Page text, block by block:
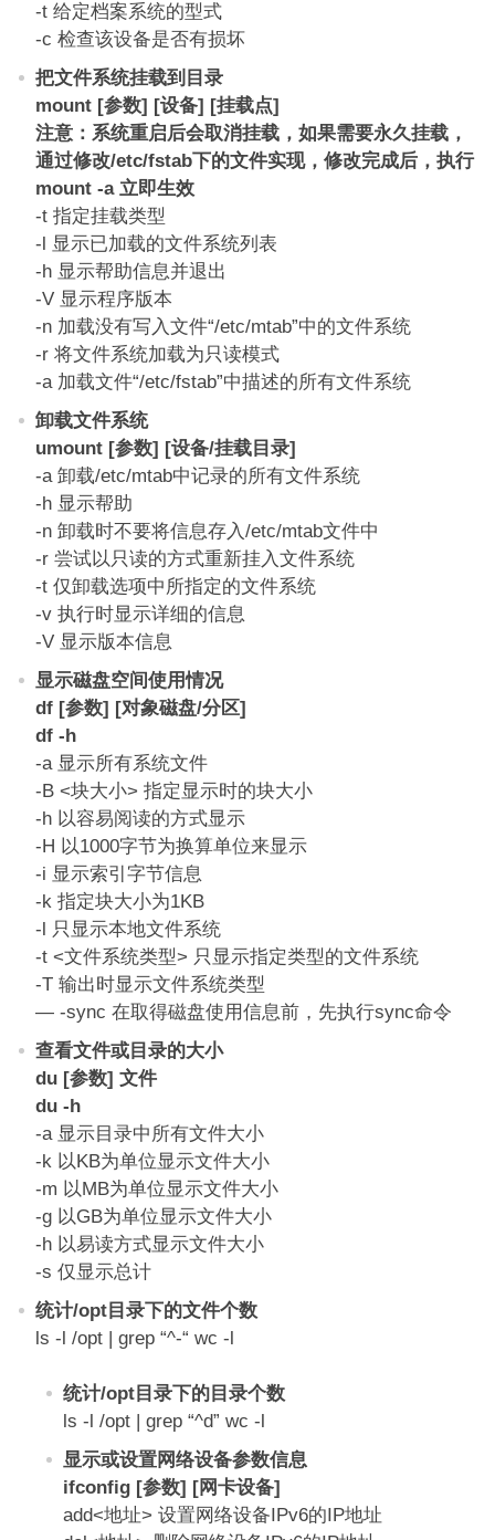
-t 给定档案系统的型式
-c 检查该设备是否有损坏
把文件系统挂载到目录
mount [参数] [设备] [挂载点]
注意：系统重启后会取消挂载，如果需要永久挂载，
通过修改/etc/fstab下的文件实现，修改完成后，执行
mount -a 立即生效
-t 指定挂载类型
-l 显示已加载的文件系统列表
-h 显示帮助信息并退出
-V 显示程序版本
-n 加载没有写入文件“/etc/mtab”中的文件系统
-r 将文件系统加载为只读模式
-a 加载文件“/etc/fstab”中描述的所有文件系统
卸载文件系统
umount [参数] [设备/挂载目录]
-a 卸载/etc/mtab中记录的所有文件系统
-h 显示帮助
-n 卸载时不要将信息存入/etc/mtab文件中
-r 尝试以只读的方式重新挂入文件系统
-t 仅卸载选项中所指定的文件系统
-v 执行时显示详细的信息
-V 显示版本信息
显示磁盘空间使用情况
df [参数] [对象磁盘/分区]
df -h
-a 显示所有系统文件
-B <块大小> 指定显示时的块大小
-h 以容易阅读的方式显示
-H 以1000字节为换算单位来显示
-i 显示索引字节信息
-k 指定块大小为1KB
-l 只显示本地文件系统
-t <文件系统类型> 只显示指定类型的文件系统
-T 输出时显示文件系统类型
— -sync 在取得磁盘使用信息前，先执行sync命令
查看文件或目录的大小
du [参数] 文件
du -h
-a 显示目录中所有文件大小
-k 以KB为单位显示文件大小
-m 以MB为单位显示文件大小
-g 以GB为单位显示文件大小
-h 以易读方式显示文件大小
-s 仅显示总计
统计/opt目录下的文件个数
ls -l /opt | grep “^-“ wc -l
统计/opt目录下的目录个数
ls -l /opt | grep “^d” wc -l
显示或设置网络设备参数信息
ifconfig [参数] [网卡设备]
add<地址> 设置网络设备IPv6的IP地址